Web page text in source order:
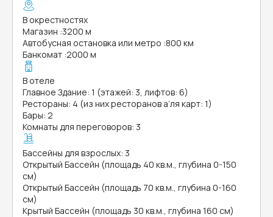
В окрестностях
Магазин :3200 м
Автобусная остановка или метро :800 км
Банкомат :2000 м
В отеле
Главное Здание: 1 (этажей: 3, лифтов: 6)
Рестораны: 4 (из них ресторанов а’ля карт: 1)
Бары: 2
Комнаты для переговоров: 3
Бассейны для взрослых: 3
Открытый Бассейн (площадь 40 кв.м., глубина 0-150
см)
Открытый Бассейн (площадь 70 кв.м., глубина 0-160
см)
Крытый Бассейн (площадь 30 кв.м., глубина 160 см)